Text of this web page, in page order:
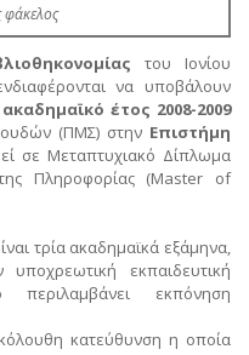
φάκελος
του Ιονίου
να υποβάλουν
ακαδημαϊκό έτος 2008-2009
(ΠΜΣ) στην Επιστήμη
σε Μεταπτυχιακό Δίπλωμα
Πληροφορίας (Master of
τρία ακαδημαϊκά εξάμηνα,
εκπαιδευτική
εκπόνηση
κατεύθυνση η οποία